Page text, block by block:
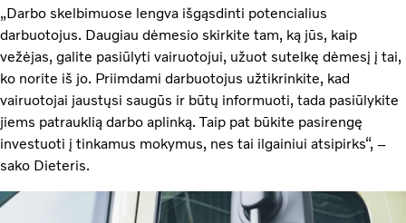
„Darbo skelbimuose lengva išgąsdinti potencialius
darbuotojus. Daugiau dėmesio skirkite tam, ką jūs, kaip
vežėjas, galite pasiūlyti vairuotojui, užuot sutelkę dėmesį į tai,
ko norite iš jo. Priimdami darbuotojus užtikrinkite, kad
vairuotojai jaustųsi saugūs ir būtų informuoti, tada pasiūlykite
jiems patrauklią darbo aplinką. Taip pat būkite pasirengę
investuoti į tinkamus mokymus, nes tai ilgainiui atsipirks“, –
sako Dieteris.